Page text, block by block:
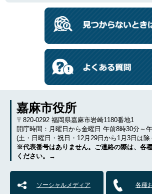
嘉麻市役所
〒820-0292 福岡県嘉麻市岩崎1180番地1
開庁時間：月曜日から金曜日 午前8時30分～
(土・日曜日・祝日・12月29日から1月3日は除
※代表番号はありません。ご連絡の際は、各
ください。→
ソーシャルメディア 各種